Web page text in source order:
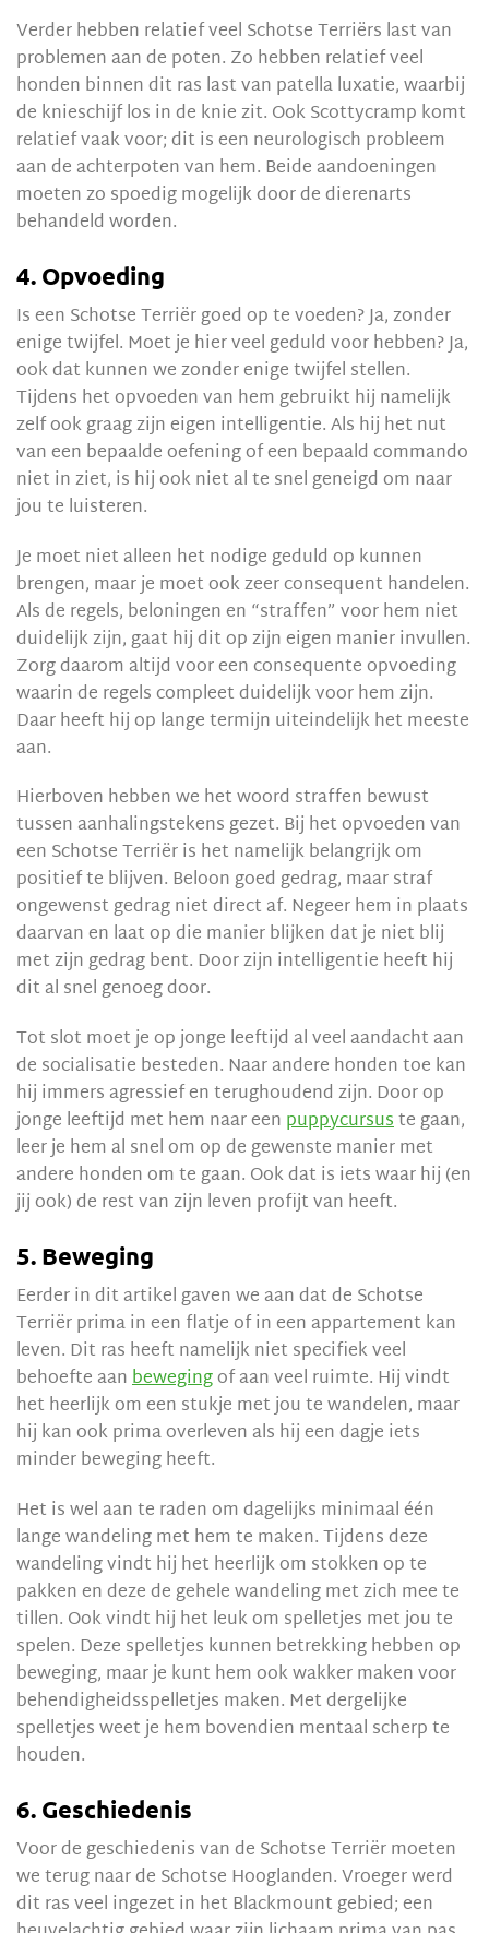
Verder hebben relatief veel Schotse Terriërs last van
problemen aan de poten. Zo hebben relatief veel
honden binnen dit ras last van patella luxatie, waarbij
de knieschijf los in de knie zit. Ook Scottycramp komt
relatief vaak voor; dit is een neurologisch probleem
aan de achterpoten van hem. Beide aandoeningen
moeten zo spoedig mogelijk door de dierenarts
behandeld worden.
4. Opvoeding
Is een Schotse Terriër goed op te voeden? Ja, zonder
enige twijfel. Moet je hier veel geduld voor hebben? Ja,
ook dat kunnen we zonder enige twijfel stellen.
Tijdens het opvoeden van hem gebruikt hij namelijk
zelf ook graag zijn eigen intelligentie. Als hij het nut
van een bepaalde oefening of een bepaald commando
niet in ziet, is hij ook niet al te snel geneigd om naar
jou te luisteren.
Je moet niet alleen het nodige geduld op kunnen
brengen, maar je moet ook zeer consequent handelen.
Als de regels, beloningen en “straffen” voor hem niet
duidelijk zijn, gaat hij dit op zijn eigen manier invullen.
Zorg daarom altijd voor een consequente opvoeding
waarin de regels compleet duidelijk voor hem zijn.
Daar heeft hij op lange termijn uiteindelijk het meeste
aan.
Hierboven hebben we het woord straffen bewust
tussen aanhalingstekens gezet. Bij het opvoeden van
een Schotse Terriër is het namelijk belangrijk om
positief te blijven. Beloon goed gedrag, maar straf
ongewenst gedrag niet direct af. Negeer hem in plaats
daarvan en laat op die manier blijken dat je niet blij
met zijn gedrag bent. Door zijn intelligentie heeft hij
dit al snel genoeg door.
Tot slot moet je op jonge leeftijd al veel aandacht aan
de socialisatie besteden. Naar andere honden toe kan
hij immers agressief en terughoudend zijn. Door op
jonge leeftijd met hem naar een puppycursuste gaan,
leer je hem al snel om op de gewenste manier met
andere honden om te gaan. Ook dat is iets waar hij (en
jij ook) de rest van zijn leven profijt van heeft.
5. Beweging
Eerder in dit artikel gaven we aan dat de Schotse
Terriër prima in een flatje of in een appartement kan
leven. Dit ras heeft namelijk niet specifiek veel
behoefte aanbewegingof aan veel ruimte. Hij vindt
het heerlijk om een stukje met jou te wandelen, maar
hij kan ook prima overleven als hij een dagje iets
minder beweging heeft.
Het is wel aan te raden om dagelijks minimaal één
lange wandeling met hem te maken. Tijdens deze
wandeling vindt hij het heerlijk om stokken op te
pakken en deze de gehele wandeling met zich mee te
tillen. Ook vindt hij het leuk om spelletjes met jou te
spelen. Deze spelletjes kunnen betrekking hebben op
beweging, maar je kunt hem ook wakker maken voor
behendigheidsspelletjes maken. Met dergelijke
spelletjes weet je hem bovendien mentaal scherp te
houden.
6. Geschiedenis
Voor de geschiedenis van de Schotse Terriër moeten
we terug naar de Schotse Hooglanden. Vroeger werd
dit ras veel ingezet in het Blackmount gebied; een